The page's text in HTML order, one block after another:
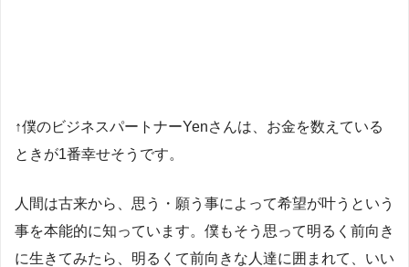
↑僕のビジネスパートナーYenさんは、お金を数えている
ときが1番幸せそうです。
人間は古来から、思う・願う事によって希望が叶うという
事を本能的に知っています。僕もそう思って明るく前向き
に生きてみたら、明るくて前向きな人達に囲まれて、いい